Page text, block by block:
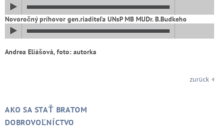
Novoročný príhovor gen.riaditeľa UNsP MB MUDr. B.Budkeho
Andrea Eliášová, foto: autorka
zurück
AKO SA STAŤ BRATOM
DOBROVOĽNÍCTVO